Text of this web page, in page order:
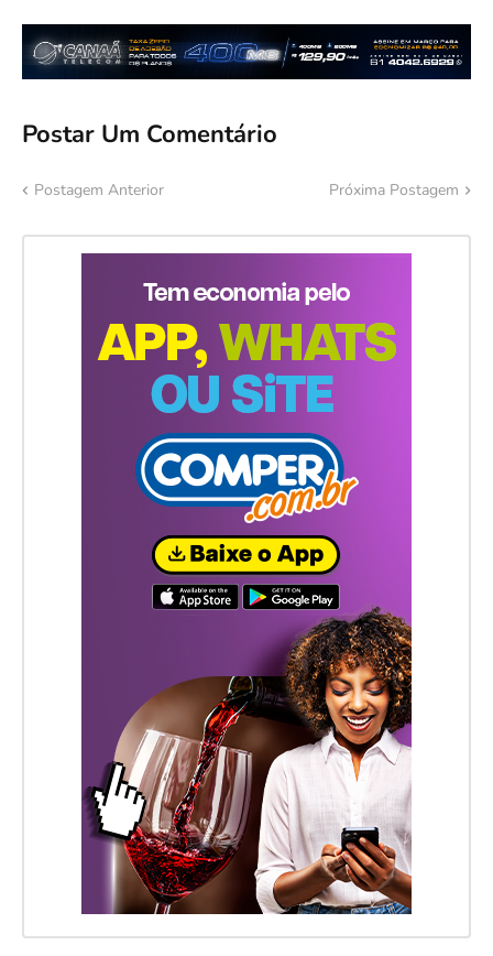
Postar Um Comentário
Postagem Anterior Próxima Postagem